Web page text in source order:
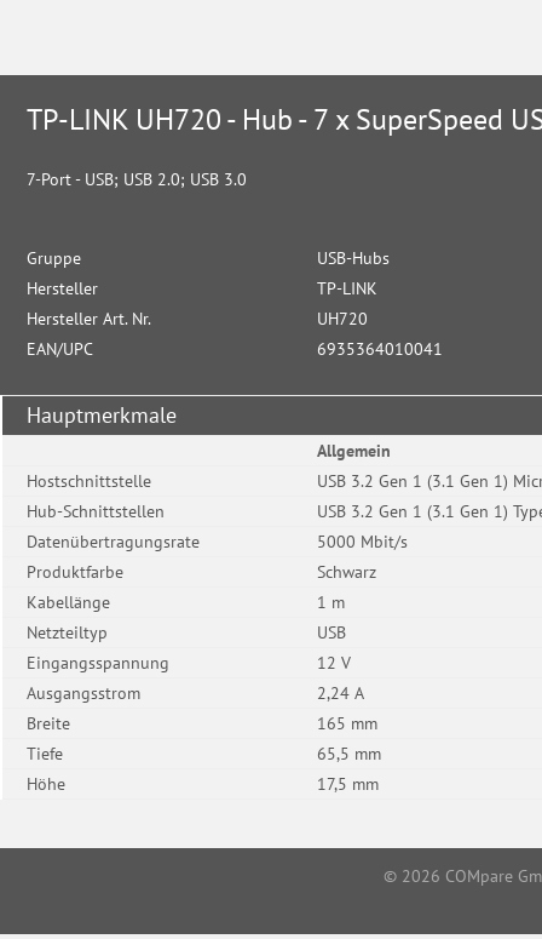
TP-LINK UH720 - Hub - 7 x SuperSpeed
7-Port - USB; USB 2.0; USB 3.0
Gruppe
USB-Hubs
Hersteller
TP-LINK
Hersteller Art. Nr.
UH720
EAN/UPC
6935364010041
Hauptmerkmale
Allgemein
Hostschnittstelle
USB 3.2 Gen 1 (3.1 Gen 1)
Hub-Schnittstellen
USB 3.2 Gen 1 (3.1 Gen 1)
Datenübertragungsrate
5000 Mbit/s
Produktfarbe
Schwarz
Kabellänge
1 m
Netzteiltyp
USB
Eingangsspannung
12 V
Ausgangsstrom
2,24 A
Breite
165 mm
Tiefe
65,5 mm
Höhe
17,5 mm
© 2026 COMpare